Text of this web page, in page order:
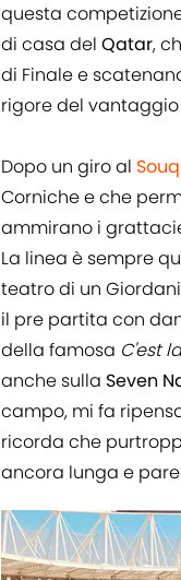
questa
di casa del Qatar,
di Finale e
rigore del
Dopo un giro al
Corniche e che
ammirano i
La linea è sempre
teatro di un
il pre partita con
della famosa C'est
anche sulla Seven
campo, mi fa
ricorda che
ancora lunga e